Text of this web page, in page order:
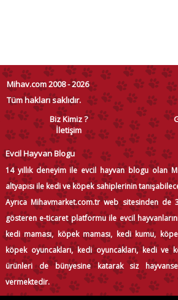
Mihav.com 2008 - 2026
Tüm hakları saklıdır.
Biz Kimiz ?
İletişim
Evcil Hayvan Blogu
14 yıllık deneyim ile evcil hayvan blogu olan
altyapısı ile kedi ve köpek sahiplerinin
Ayrıca Mihavmarket.com.tr web sitesinden de
gösteren e-ticaret platformu ile evcil
kedi maması, köpek maması, kedi kumu,
köpek oyuncakları, kedi oyuncakları, kedi ve
ürünleri de bünyesine katarak siz
vermektedir.